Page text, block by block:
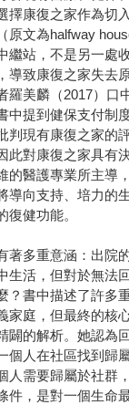
擇康復之家作為切
原文為halfway
繼站，不是另一處
導致康復之家失去
羅美麟（2017）口
中提到健保支付制
判現有康復之家的
此對康復之家具有
的醫護專業所主導
導向支持、培力的
復健功能。
著多重意涵：出院
生活，但對於無法
？書中描述了許多
家庭，但最終的核
闢的解析。她認為
個人在社區找到歸
人需要歸屬於社群
件，是對一個生命